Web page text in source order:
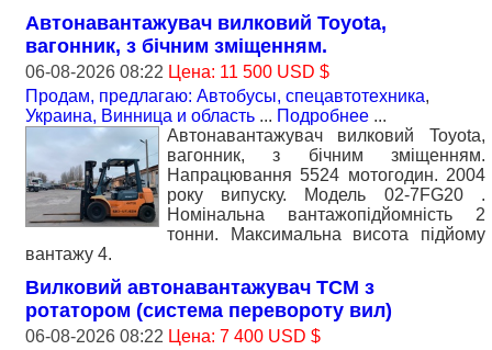
Автонавантажувач вилковий Toyota,
вагонник, з бічним зміщенням.
06-08-2026 08:22 Цена: 11 500 USD $
Продам, предлагаю: Автобусы, спецавтотехника,
Украина, Винница и область ... Подробнее ...
Автонавантажувач вилковий Toyota,
вагонник, з бічним зміщенням.
Напрацювання 5524 мотогодин. 2004
року випуску. Модель 02-7FG20 .
Номiнальна вантажопідйомність 2
тонни. Максимальна висота підйому
вантажу 4.
Вилковий автонавантажувач TCM з
ротатором (система перевороту вил)
06-08-2026 08:22 Цена: 7 400 USD $